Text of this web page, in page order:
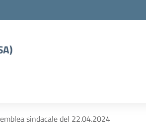
sindacale del 22.04.2024